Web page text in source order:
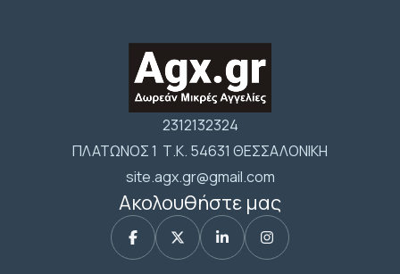
2312132324
ΠΛΑΤΩΝΟΣ 1 Τ.Κ. 54631 ΘΕΣΣΑΛΟΝΙΚΗ
site.agx.gr@gmail.com
Ακολουθήστε μας